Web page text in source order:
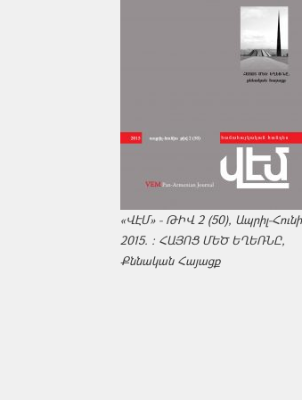
«ՎԷՄ» - ԹԻՎ 2 (50), Ապրիլ-
2015. : ՀԱՅՈՑ ՄԵԾ ԵՂԵՌՆԸ,
Քննական Հայացք